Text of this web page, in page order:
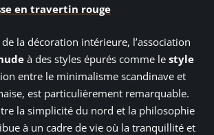
en travertin rouge
la décoration intérieure, l’association
à des styles épurés comme le style
entre le minimalisme scandinave et
est particulièrement remarquable.
la simplicité du nord et la philosophie
à un cadre de vie où la tranquillité et